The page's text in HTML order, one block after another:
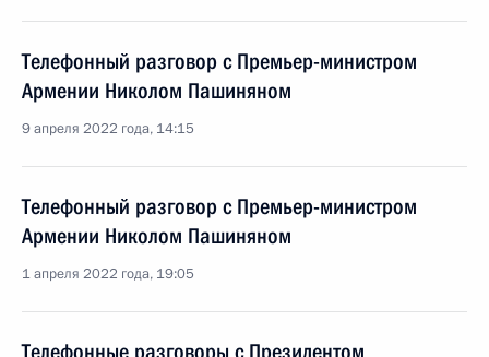
Телефонный разговор с Премьер-министром
Армении Николом Пашиняном
9 апреля 2022 года, 14:15
Телефонный разговор с Премьер-министром
Армении Николом Пашиняном
1 апреля 2022 года, 19:05
Телефонные разговоры с Президентом